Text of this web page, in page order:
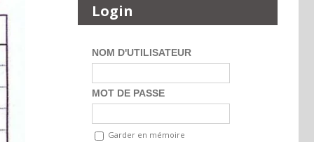
Login
NOM D'UTILISATEUR
MOT DE PASSE
Garder en mémoire